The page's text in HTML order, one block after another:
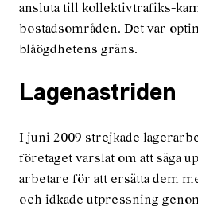
ansluta till kollektivtrafiks-
bostadsområden. Det var
blåögdhetens gräns.
Lagenastriden
I juni 2009 strejkade
företaget varslat om att säga
arbetare för att ersätta dem
och idkade utpressning